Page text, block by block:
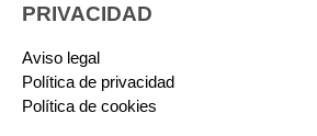
PRIVACIDAD
Aviso legal
Política de privacidad
Política de cookies